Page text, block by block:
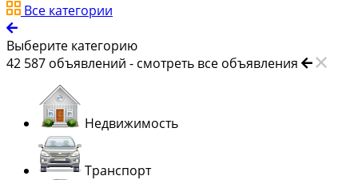
Все категории
Выберите категорию
42 587 объявлений - смотреть все объявления
Недвижимость
Транспорт